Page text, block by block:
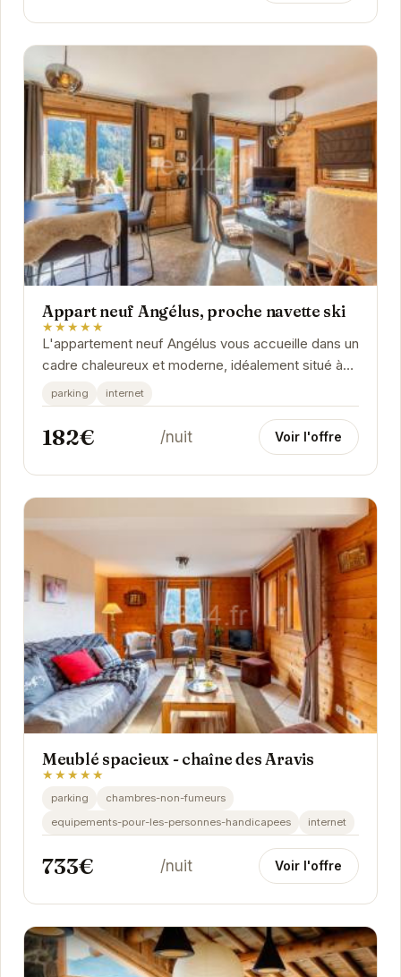
Appart neuf Angélus, proche navette ski
★★★★★
L'appartement neuf Angélus vous accueille dans un
cadre chaleureux et moderne, idéalement situé à
proximité des pistes de ski. Profitez d'un...
parking internet
182€ /nuit Voir l'offre
Meublé spacieux - chaîne des Aravis
★★★★★
parking
chambres-non-fumeurs
equipements-pour-les-personnes-handicapees
internet
733€ /nuit Voir l'offre